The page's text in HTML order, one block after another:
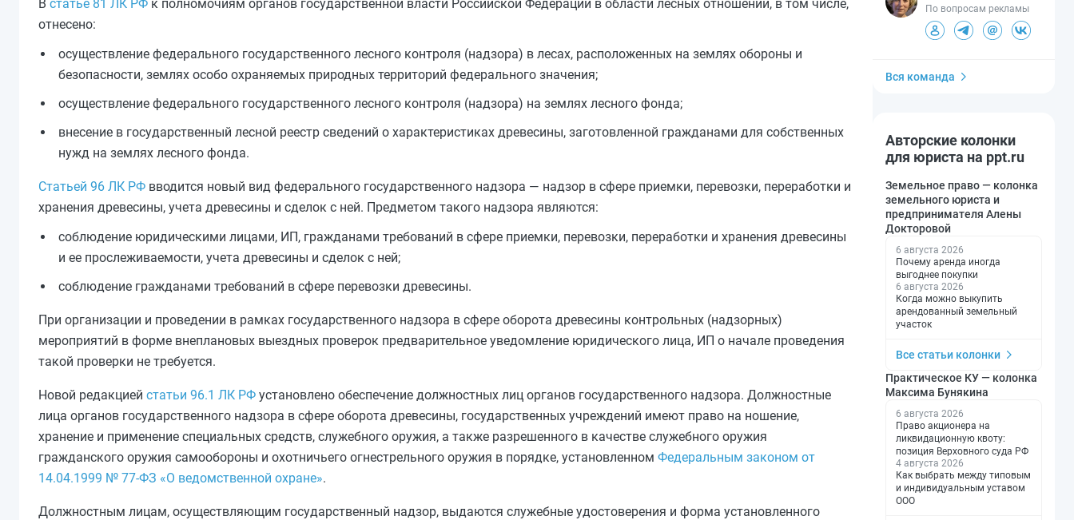
В статье 81 ЛК РФ к полномочиям органов государственной власти Российской Федерации в области лесных отношений, в том числе,
отнесено:
осуществление федерального государственного лесного контроля (надзора) в лесах, расположенных на землях обороны и
безопасности, землях особо охраняемых природных территорий федерального значения;
осуществление федерального государственного лесного контроля (надзора) на землях лесного фонда;
внесение в государственный лесной реестр сведений о характеристиках древесины, заготовленной гражданами для собственных
нужд на землях лесного фонда.
Статьей 96 ЛК РФ вводится новый вид федерального государственного надзора — надзор в сфере приемки, перевозки, переработки и
хранения древесины, учета древесины и сделок с ней. Предметом такого надзора являются:
соблюдение юридическими лицами, ИП, гражданами требований в сфере приемки, перевозки, переработки и хранения древесины
и ее прослеживаемости, учета древесины и сделок с ней;
соблюдение гражданами требований в сфере перевозки древесины.
При организации и проведении в рамках государственного надзора в сфере оборота древесины контрольных (надзорных)
мероприятий в форме внеплановых выездных проверок предварительное уведомление юридического лица, ИП о начале проведения
такой проверки не требуется.
Новой редакцией статьи 96.1 ЛК РФ установлено обеспечение должностных лиц органов государственного надзора. Должностные
лица органов государственного надзора в сфере оборота древесины, государственных учреждений имеют право на ношение,
хранение и применение специальных средств, служебного оружия, а также разрешенного в качестве служебного оружия
гражданского оружия самообороны и охотничьего огнестрельного оружия в порядке, установленном Федеральным законом от
14.04.1999 № 77-ФЗ «О ведомственной охране».
Должностным лицам, осуществляющим государственный надзор, выдаются служебные удостоверения и форма установленного
По вопросам рекламы
Вся команда
Авторские колонки
для юриста на ppt.ru
Земельное право — колонка
земельного юриста и
предпринимателя Алены
Докторовой
6 августа 2026
Почему аренда иногда
выгоднее покупки
6 августа 2026
Когда можно выкупить
арендованный земельный
участок
Все статьи колонки
Практическое КУ — колонка
Максима Бунякина
6 августа 2026
Право акционера на
ликвидационную квоту:
позиция Верховного суда РФ
4 августа 2026
Как выбрать между типовым
и индивидуальным уставом
ООО